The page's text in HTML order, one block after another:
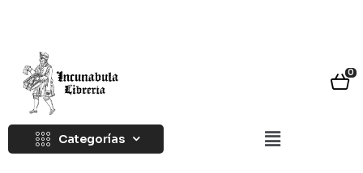
0
Categorías